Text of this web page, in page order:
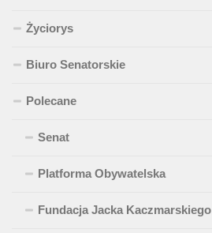
Życiorys
Biuro Senatorskie
Polecane
Senat
Platforma Obywatelska
Fundacja Jacka Kaczmarskiego